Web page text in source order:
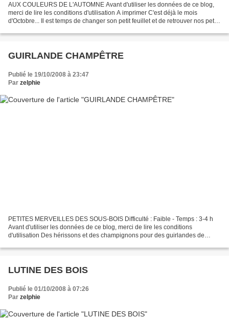
AUX COULEURS DE L'AUTOMNE Avant d'utiliser les données de ce blog,
merci de lire les conditions d'utilisation A imprimer C'est déjà le mois
d'Octobre... Il est temps de changer son petit feuillet et de retrouver nos petits
GUIRLANDE CHAMPÊTRE
Publié le 19/10/2008 à 23:47
Par zelphie
PETITES MERVEILLES DES SOUS-BOIS Difficulté : Faible - Temps : 3-4 h
Avant d'utiliser les données de ce blog, merci de lire les conditions
d'utilisation Des hérissons et des champignons pour des guirlandes de
LUTINE DES BOIS
Publié le 01/10/2008 à 07:26
Par zelphie